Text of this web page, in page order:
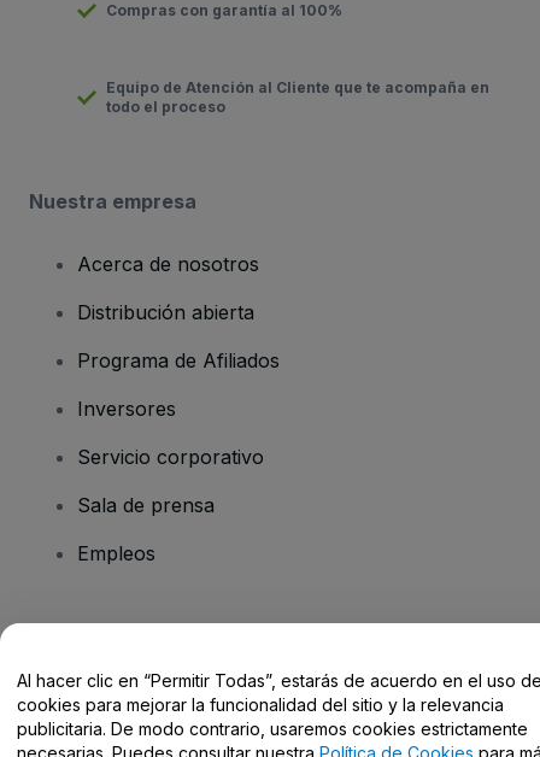
Compras con garantía al 100%
Equipo de Atención al Cliente que te acompaña en
todo el proceso
Nuestra empresa
Acerca de nosotros
Distribución abierta
Programa de Afiliados
Inversores
Servicio corporativo
Sala de prensa
Empleos
Centro de Ayuda / Contacto
Al hacer clic en “Permitir Todas”, estarás de acuerdo en el uso
cookies para mejorar la funcionalidad del sitio y la relevancia
publicitaria. De modo contrario, usaremos cookies estrictamente
necesarias. Puedes consultar nuestra Política de Cookies para